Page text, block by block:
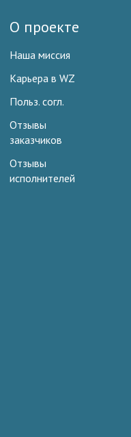
О проекте
Наша миссия
Карьера в WZ
Польз. согл.
Отзывы
заказчиков
Отзывы
исполнителей